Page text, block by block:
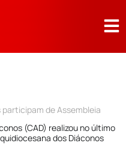
de Assembleia
(CAD) realizou no último
dos Diáconos